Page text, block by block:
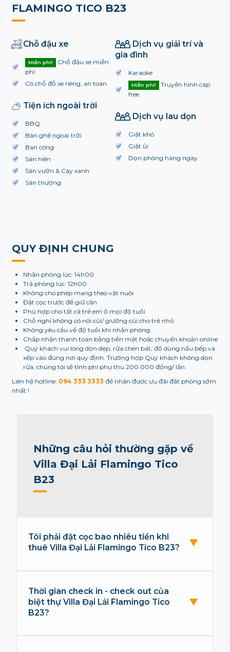
FLAMINGO TICO B23
Chỗ đậu xe
Miễn phí!
Chỗ đậu xe miễn
phí
Có chỗ đỗ xe riêng, an toàn
Tiện ích ngoài trời
BBQ
Bàn ghế ngoài trời
Ban công
Sân hiên
Sân vườn & Cây xanh
Sân thượng
Dịch vụ giải trí và
gia đình
Karaoke
Miễn phí!
Truyền hình cáp
free
Dịch vụ lau dọn
Giặt khô
Giặt ủi
Dọn phòng hàng ngày
QUY ĐỊNH CHUNG
Nhận phòng lúc: 14h00
Trả phòng lúc: 12h00
Không cho phép mang theo vật nuôi
Đặt cọc trước để giữ căn
Phù hợp cho tất cả trẻ em ở mọi độ tuổi
Chỗ nghỉ không có nôi cũi/ giường cũi cho trẻ nhỏ
Không yêu cầu về độ tuổi khi nhận phòng
Chấp nhận thanh toán bằng tiền mặt hoặc chuyển khoản online
Quý khách vui lòng dọn dẹp, rửa chén bát, đồ dùng nấu bếp và
xếp vào đúng nơi quy định. Trường hợp Quý khách không dọn
rửa, chúng tôi sẽ tính phí phụ thu 200.000 đồng/ lần.
Liên hệ hotline: 094 333 3333 để nhận được ưu đãi đặt phòng sớm
nhất !
Những câu hỏi thường gặp về
Villa Đại Lải Flamingo Tico
B23
Tôi phải đặt cọc bao nhiêu tiền khi
thuê Villa Đại Lải Flamingo Tico B23?
Thời gian check in - check out của
biệt thự Villa Đại Lải Flamingo Tico
B23?